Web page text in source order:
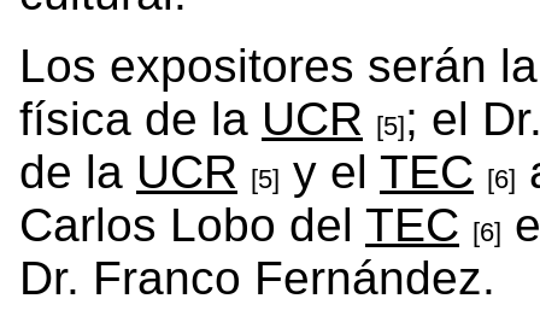
Los expositores serán
física de la UCR [5]; el
de la UCR [5] y el TEC [6]
Carlos Lobo del TEC [6]
Dr. Franco Fernández.